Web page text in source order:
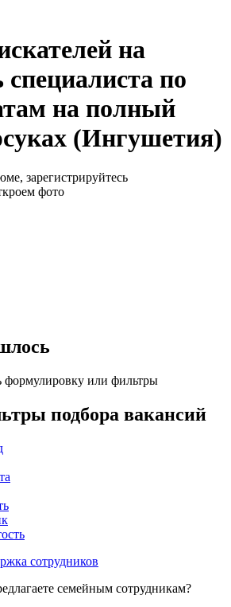
на
по
на полный
(Ингушетия)
зарегистрируйтесь
фото
формулировку или фильтры
подбора вакансий
сотрудников
семейным сотрудникам?